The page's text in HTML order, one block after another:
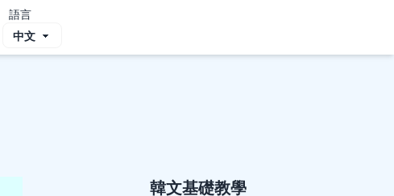
語言
韓文基礎教學